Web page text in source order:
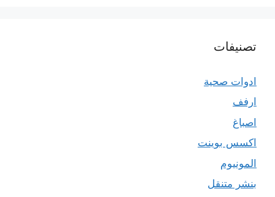
تصنيفات
ادوات صحية
ارفف
اصباغ
اكسس بوينت
المونيوم
بنشر متنقل